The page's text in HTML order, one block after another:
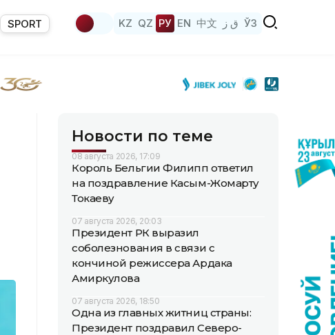
SPORT KZ QZ РУ EN 中文 ق ز ЎЗ
Новости по теме
08 августа 2026, 17:09
Король Бельгии Филипп ответил
на поздравление Касым-Жомарту
Токаеву
07 августа 2026, 20:03
Президент РК выразил
соболезнования в связи с
кончиной режиссера Ардака
Амиркулова
07 августа 2026, 18:50
Одна из главных житниц страны:
Президент поздравил Северо-